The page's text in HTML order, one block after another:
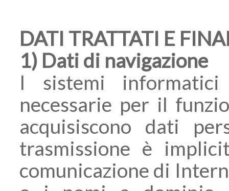
DATI TRATTATI E
1) Dati di navigazione
I sistemi
necessarie per il
acquisiscono dati
trasmissione è
comunicazione di